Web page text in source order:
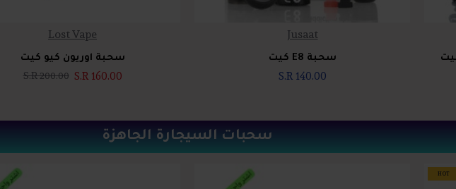
Jusaat
سحبة E8 كيت
S.R 140.00
Lost Vape
سحبة اوريون كيو كيت
S.R 160.00
S.R 200.00
سحبات السيجارة الجاهزة
HOT